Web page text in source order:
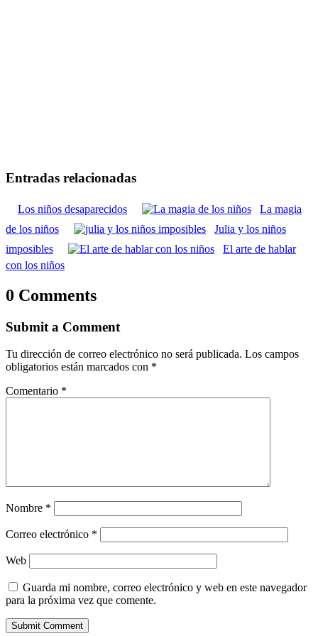
Entradas relacionadas
Los niños desaparecidos
La magia
de los niños
Julia y los niños
imposibles
El arte de hablar
con los niños
0 Comments
Submit a Comment
Tu dirección de correo electrónico no será publicada. Los campos
obligatorios están marcados con *
Comentario *
Nombre *
Correo electrónico *
Web
Guarda mi nombre, correo electrónico y web en este navegador
para la próxima vez que comente.
Submit Comment